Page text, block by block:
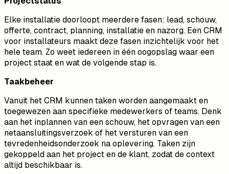
Elke installatie doorloopt meerdere fasen: lead, schouw,
offerte, contract, planning, installatie en nazorg. Een CRM
voor installateurs maakt deze fasen inzichtelijk voor het
hele team. Zo weet iedereen in één oogopslag waar een
project staat en wat de volgende stap is.
Taakbeheer
Vanuit het CRM kunnen taken worden aangemaakt en
toegewezen aan specifieke medewerkers of teams. Denk
aan het inplannen van een schouw, het opvragen van een
netaansluitingsverzoek of het versturen van een
tevredenheidsonderzoek na oplevering. Taken zijn
gekoppeld aan het project en de klant, zodat de context
altijd beschikbaar is.